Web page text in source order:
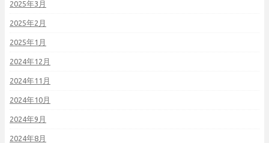
2025年3月
2025年2月
2025年1月
2024年12月
2024年11月
2024年10月
2024年9月
2024年8月